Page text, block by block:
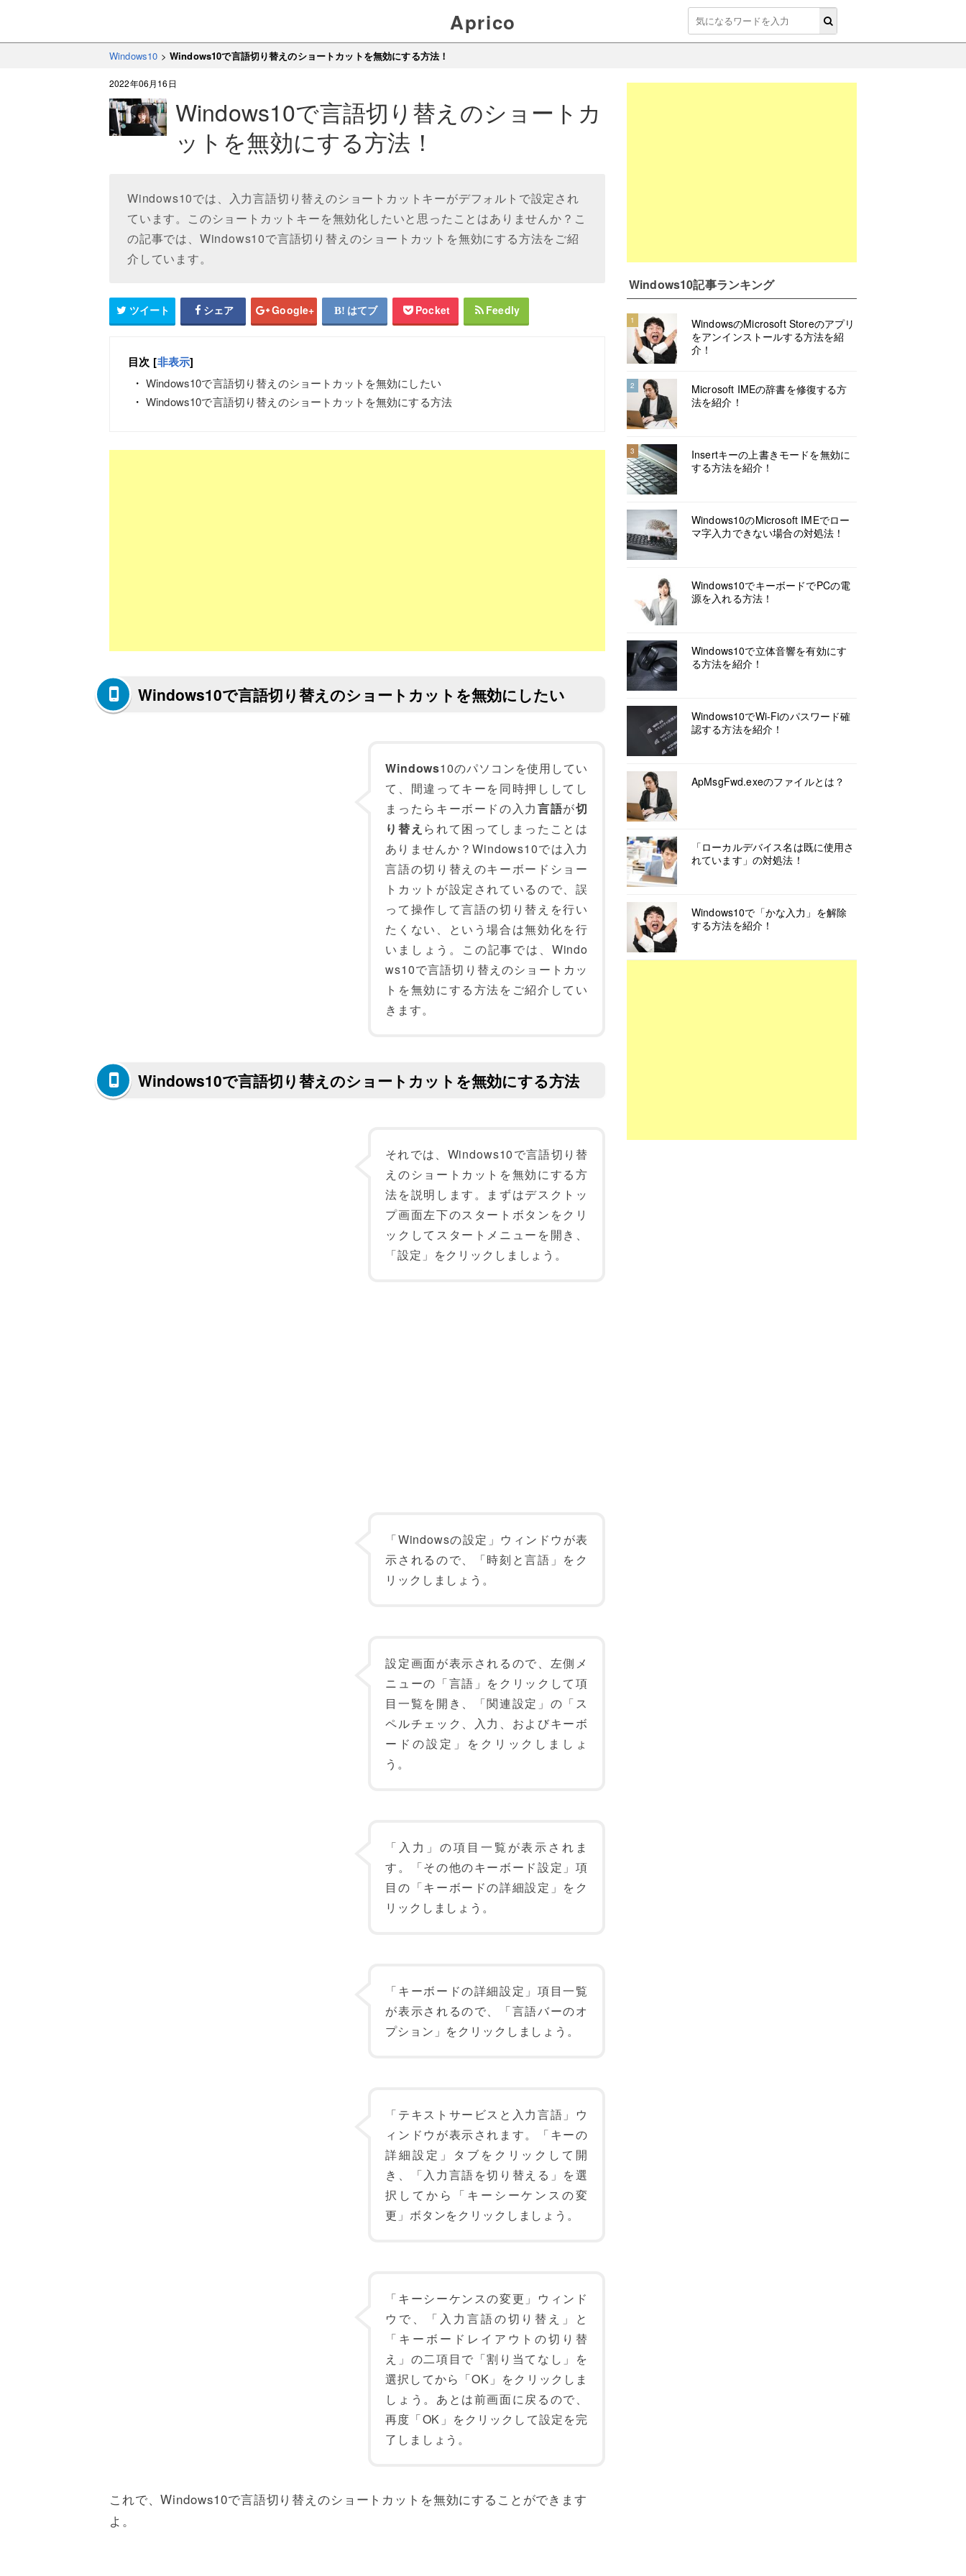
Aprico
Windows10 > Windows10で言語切り替えのショートカットを無効にする方法！
2022年06月16日
Windows10で言語切り替えのショートカ
ットを無効にする方法！
Windows10では、入力言語切り替えのショートカットキーがデフォルトで設定され
ています。このショートカットキーを無効化したいと思ったことはありませんか？こ
の記事では、Windows10で言語切り替えのショートカットを無効にする方法をご紹
介しています。
ツイート シェア Google+ はてブ Pocket Feedly
目次 [非表示]
Windows10で言語切り替えのショートカットを無効にしたい
Windows10で言語切り替えのショートカットを無効にする方法
Windows10で言語切り替えのショートカットを無効にしたい
Windows10のパソコンを使用してい
て、間違ってキーを同時押ししてし
まったらキーボードの入力言語が切
り替え られて困ってしまったことは
ありませんか？Windows10では入力
言語の切り替えのキーボードショー
トカットが設定されているので、誤
って操作して言語の切り替えを行い
たくない、という場合は無効化を行
いましょう。この記事では、Windo
ws10で言語切り替えのショートカッ
トを無効にする方法をご紹介してい
きます。
Windows10で言語切り替えのショートカットを無効にする方法
それでは、Windows10で言語切り替
えのショートカットを無効にする方
法を説明します。まずはデスクトッ
プ画面左下のスタートボタンをクリ
ックしてスタートメニューを開き、
「設定」をクリックしましょう。
「Windowsの設定」ウィンドウが表
示されるので、「時刻と言語」をク
リックしましょう。
設定画面が表示されるので、左側メ
ニューの「言語」をクリックして項
目一覧を開き、「関連設定」の「ス
ペルチェック、入力、およびキーボ
ードの設定」をクリックしましょ
う。
「入力」の項目一覧が表示されま
す。「その他のキーボード設定」項
目の「キーボードの詳細設定」をク
リックしましょう。
「キーボードの詳細設定」項目一覧
が表示されるので、「言語バーのオ
プション」をクリックしましょう。
「テキストサービスと入力言語」ウ
ィンドウが表示されます。「キーの
詳細設定」タブをクリックして開
き、「入力言語を切り替える」を選
択してから「キーシーケンスの変
更」ボタンをクリックしましょう。
「キーシーケンスの変更」ウィンド
ウで、「入力言語の切り替え」と
「キーボードレイアウトの切り替
え」の二項目で「割り当てなし」を
選択してから「OK」をクリックしま
しょう。あとは前画面に戻るので、
再度「OK」をクリックして設定を完
了しましょう。
これで、Windows10で言語切り替えのショートカットを無効にすることができます
よ。
Windows10記事ランキング
1
WindowsのMicrosoft Storeのアプリ
をアンインストールする方法を紹
介！
2
Microsoft IMEの辞書を修復する方
法を紹介！
3
Insertキーの上書きモードを無効に
する方法を紹介！
Windows10のMicrosoft IMEでロー
マ字入力できない場合の対処法！
Windows10でキーボードでPCの電
源を入れる方法！
Windows10で立体音響を有効にす
る方法を紹介！
Windows10でWi-Fiのパスワード確
認する方法を紹介！
ApMsgFwd.exeのファイルとは？
「ローカルデバイス名は既に使用さ
れています」の対処法！
Windows10で「かな入力」を解除
する方法を紹介！